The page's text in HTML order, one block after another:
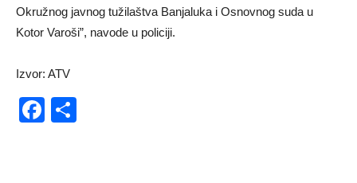
Okružnog javnog tužilaštva Banjaluka i Osnovnog suda u
Kotor Varoši”, navode u policiji.
Izvor: ATV
Facebook